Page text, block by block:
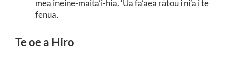
mea ineine-maita’i-hia. ‘Ua fa’aea rātou i ni’a i te
fenua.
Te oe a Hiro